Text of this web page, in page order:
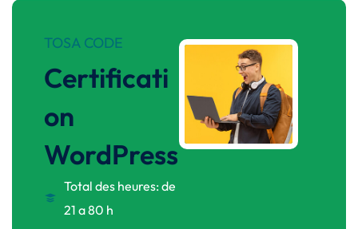
TOSA CODE
Certificati
on
WordPress
Total des heures: de
21 a 80 h